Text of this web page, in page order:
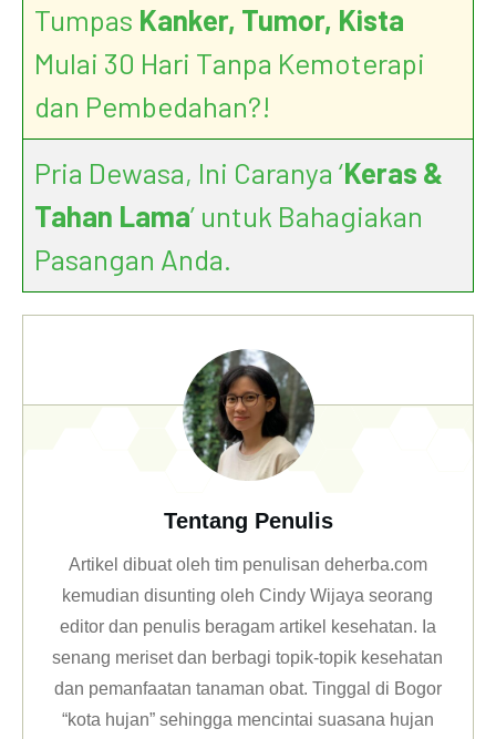
Tumpas Kanker, Tumor, Kista
Mulai 30 Hari Tanpa Kemoterapi
dan Pembedahan?!
Pria Dewasa, Ini Caranya ‘Keras &
Tahan Lama’ untuk Bahagiakan
Pasangan Anda.
Tentang Penulis
Artikel dibuat oleh tim penulisan deherba.com
kemudian disunting oleh Cindy Wijaya seorang
editor dan penulis beragam artikel kesehatan. Ia
senang meriset dan berbagi topik-topik kesehatan
dan pemanfaatan tanaman obat. Tinggal di Bogor
“kota hujan” sehingga mencintai suasana hujan